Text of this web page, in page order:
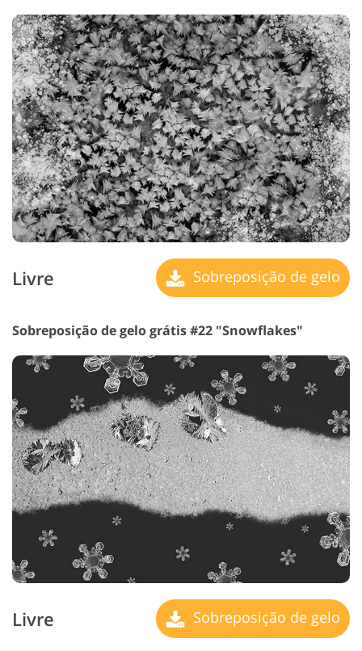
Livre Sobreposição de gelo
Sobreposição de gelo grátis #22 "Snowflakes"
Livre Sobreposição de gelo